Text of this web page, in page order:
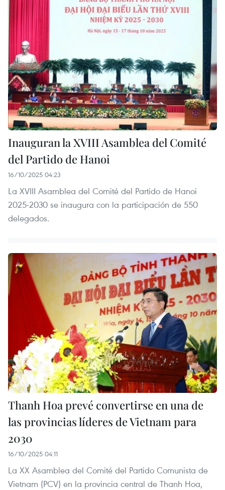
Inauguran la XVIII Asamblea del Comité
del Partido de Hanoi
16/10/2025 04:23
La XVIII Asamblea del Comité del Partido de Hanoi
2025-2030 se inaugura con la participación de 550
delegados.
Thanh Hoa prevé convertirse en una de
las provincias líderes de Vietnam para
2030
16/10/2025 04:11
La XX Asamblea del Comité del Partido Comunista de
Vietnam (PCV) en la provincia central de Thanh Hoa,